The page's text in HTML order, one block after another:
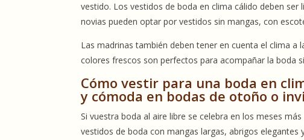
vestido. Los vestidos de boda en clima cálido deben
novias pueden optar por vestidos sin mangas, con
Las madrinas también deben tener en cuenta el clima
colores frescos son perfectos para acompañar la boda
Cómo vestir para una boda en
y cómoda en bodas de otoño o
Si vuestra boda al aire libre se celebra en los meses
vestidos de boda con mangas largas, abrigos